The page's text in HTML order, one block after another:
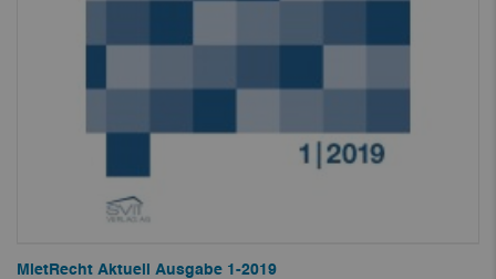
MietRecht Aktuell Ausgabe 1-2019